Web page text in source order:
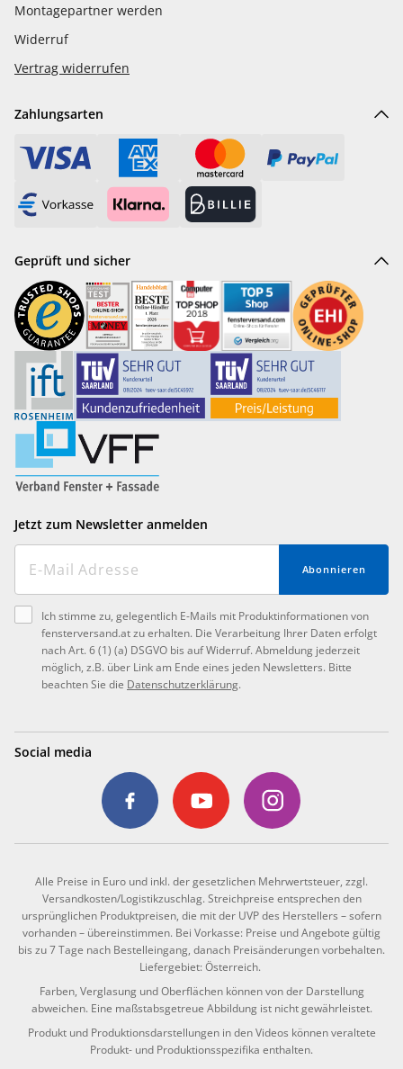
Montagepartner werden
Widerruf
Vertrag widerrufen
Zahlungsarten
Geprüft und sicher
Jetzt zum Newsletter anmelden
Abonnieren
Ich stimme zu, gelegentlich E-Mails mit Produktinformationen von
fensterversand.at zu erhalten. Die Verarbeitung Ihrer Daten erfolgt
nach Art. 6 (1) (a) DSGVO bis auf Widerruf. Abmeldung jederzeit
möglich, z.B. über Link am Ende eines jeden Newsletters. Bitte
beachten Sie die Datenschutzerklärung.
Social media
Alle Preise in Euro und inkl. der gesetzlichen Mehrwertsteuer, zzgl.
Versandkosten/Logistikzuschlag. Streichpreise entsprechen den
ursprünglichen Produktpreisen, die mit der UVP des Herstellers – sofern
vorhanden – übereinstimmen. Bei Vorkasse: Preise und Angebote gültig
bis zu 7 Tage nach Bestelleingang, danach Preisänderungen vorbehalten.
Liefergebiet: Österreich.
Farben, Verglasung und Oberflächen können von der Darstellung
abweichen. Eine maßstabsgetreue Abbildung ist nicht gewährleistet.
Produkt und Produktionsdarstellungen in den Videos können veraltete
Produkt- und Produktionsspezifika enthalten.